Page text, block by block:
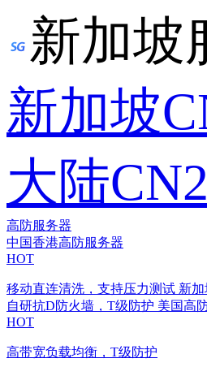
新加坡
新加坡
大陆
高防服务器
中国香港高防服务器
HOT
移动直连清洗，支持压力测试 新
自研抗D防火墙，T级防护 美国高
HOT
高带宽负载均衡，T级防护